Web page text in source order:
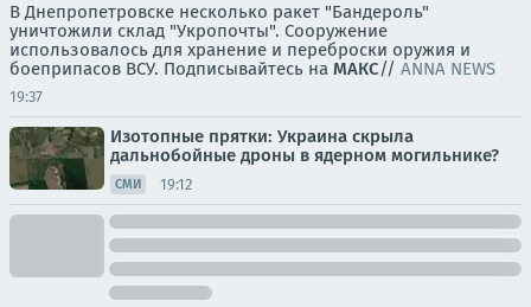
В Днепропетровске несколько ракет "Бандероль"
уничтожили склад "Укропочты". Сооружение
использовалось для хранение и переброски оружия и
боеприпасов ВСУ. Подписывайтесь на МАКС// ANNA NEWS
19:37
Изотопные прятки: Украина скрыла
дальнобойные дроны в ядерном могильнике?
СМИ 19:12